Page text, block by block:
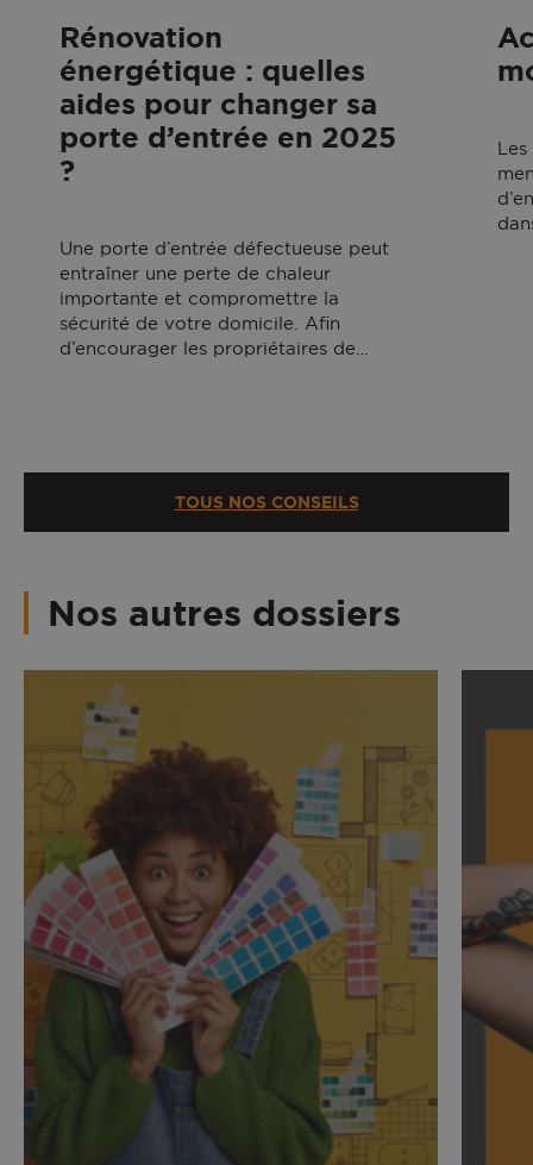
Rénovation
énergétique : quelles
aides pour changer sa
porte d’entrée en 2025
?
Une porte d’entrée défectueuse peut
entraîner une perte de chaleur
importante et compromettre la
sécurité de votre domicile. Afin
d’encourager les propriétaires de…
TOUS NOS CONSEILS
Nos autres dossiers